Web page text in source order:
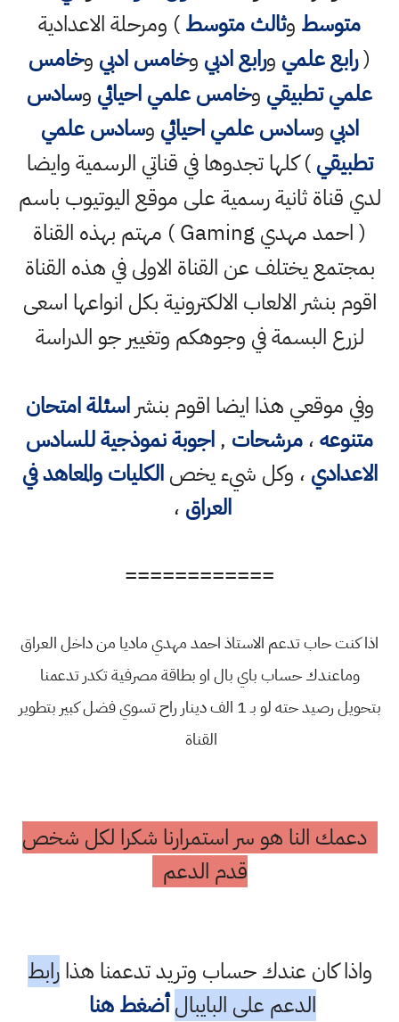
متوسط وثالث متوسط) ومرحلة الاعدادية
(رابع علمي ورابع ادبي وخامس ادبي وخامس
علمي تطبيقي وخامس علمي احيائي وسادس
ادبي وسادس علمي احيائي وسادس علمي
تطبيقي) كلها تجدوها في قناتي الرسمية وايضا
لدي قناة ثانية رسمية على موقع اليوتيوب باسم
( احمد مهدي Gaming ) مهتم بهذه القناة
بمجتمع يختلف عن القناة الاولى في هذه القناة
اقوم بنشر الالعاب الالكترونية بكل انواعها اسعى
لزرع البسمة في وجوهكم وتغيير جو الدراسة
وفي موقعي هذا ايضا اقوم بنشراسئلة امتحان
متنوعه،مرشحات ,اجوبة نموذجية للسادس
الاعدادي ، وكل شيء يخصالكليات والمعاهد في
العراق ،
============
اذا كنت حاب تدعم الاستاذ احمد مهدي ماديا من داخل العراق
وماعندك حساب باي بال او بطاقة مصرفية تكدر تدعمنا
بتحويل رصيد حته لو بـ 1 الف دينار راح تسوي فضل كبير بتطوير
القناة
دعمك النا هو سر استمرارنا شكرا لكل شخص
قدم الدعم
واذا كان عندك حساب وتريد تدعمنا هذارابط
الدعم على البايبال أضغط هنا